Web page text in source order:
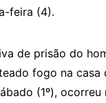
feira (4).
de prisão do
fogo na casa
(1º), ocorreu